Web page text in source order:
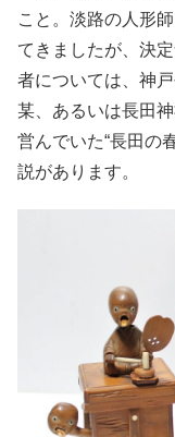
こと。淡路の人形
てきましたが、決
者については、神
某、あるいは長田
営んでいた“長田の
説があります。